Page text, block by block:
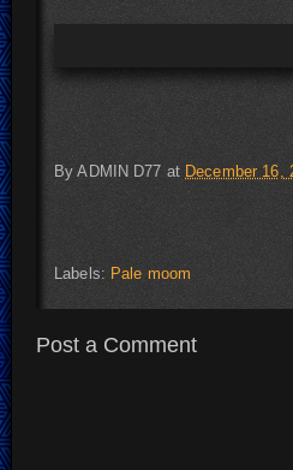
ByADMIN D77 at December 16,
Labels: Pale moom
Post a Comment